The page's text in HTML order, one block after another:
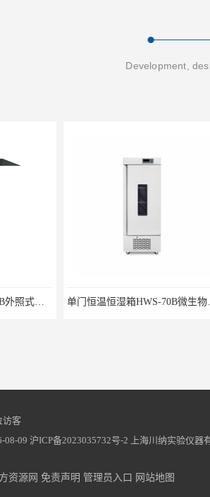
Development,
光催化反应仪CN-GHX-B外照式光化学反应器 单门
访客
08-09 沪ICP备2023035732号-2
上海川纳实验仪器
资源网 免责声明 管理员入口 网站地图